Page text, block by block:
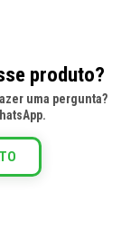
produto?
uma pergunta?